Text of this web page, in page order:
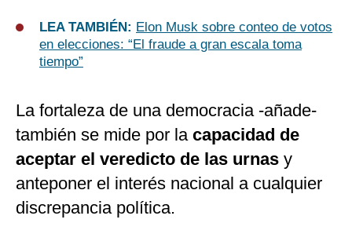
LEA TAMBIÉN: Elon Musk sobre conteo de votos
en elecciones: “El fraude a gran escala toma
tiempo”
La fortaleza de una democracia -añade-
también se mide por la capacidad de
aceptar el veredicto de las urnas y
anteponer el interés nacional a cualquier
discrepancia política.